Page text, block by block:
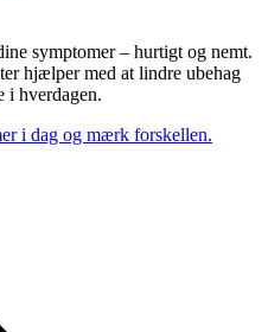
symptomer – hurtigt og nemt.
hjælper med at lindre ubehag
i hverdagen.
i dag og mærk forskellen.